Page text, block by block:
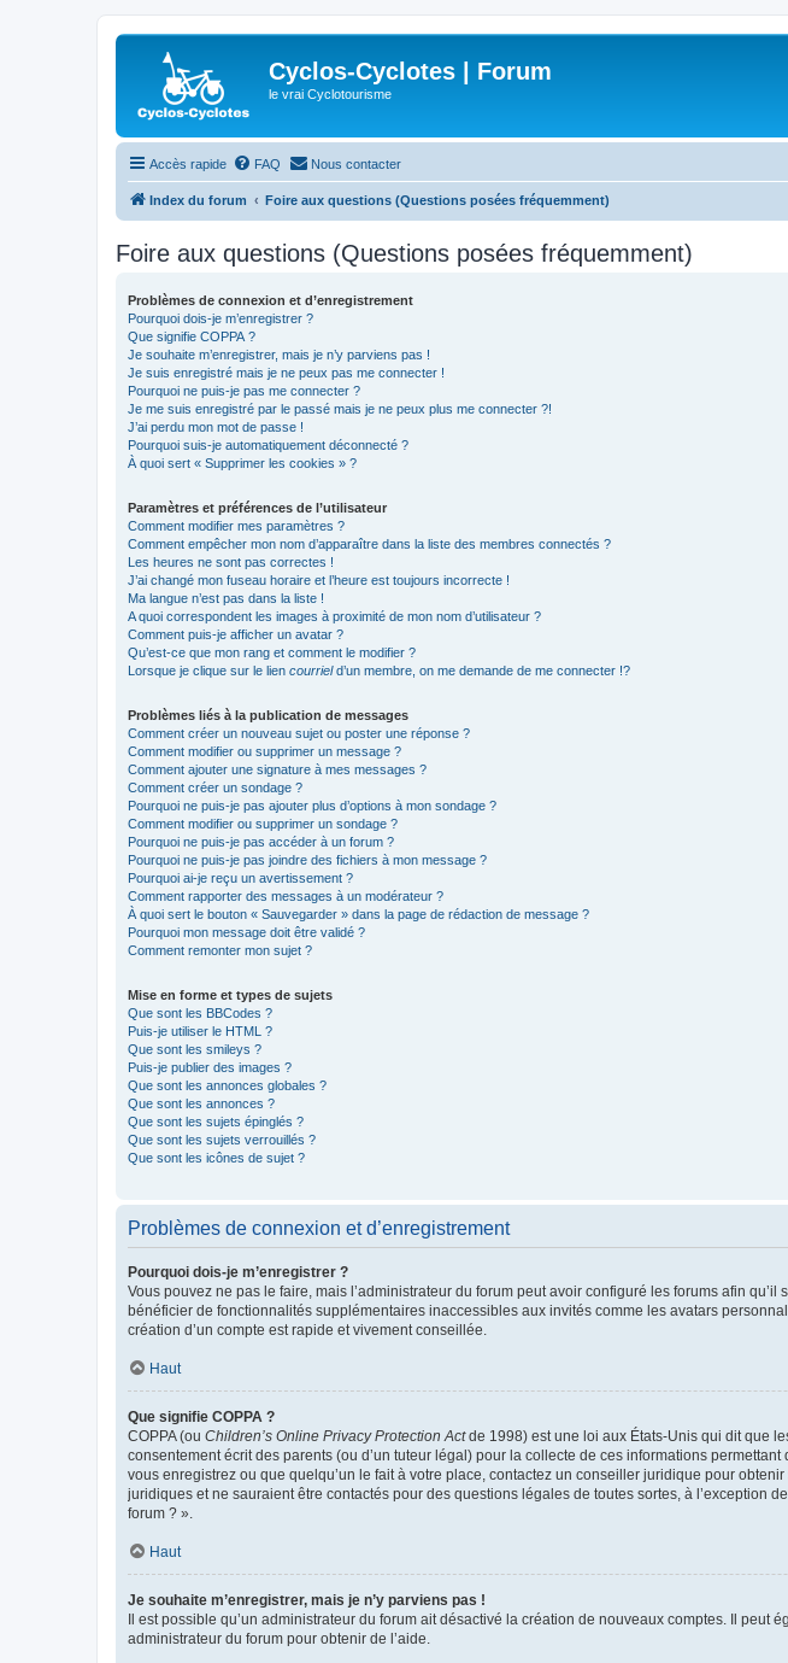
Cyclos-Cyclotes | Forum
le vrai Cyclotourisme
Accès rapide FAQ Nous contacter
Index du forum Foire aux questions (Questions posées fréquemment)
Foire aux questions (Questions posées fréquemment)
Problèmes de connexion et d’enregistrement
Pourquoi dois-je m’enregistrer ?
Que signifie COPPA ?
Je souhaite m’enregistrer, mais je n’y parviens pas !
Je suis enregistré mais je ne peux pas me connecter !
Pourquoi ne puis-je pas me connecter ?
Je me suis enregistré par le passé mais je ne peux plus me connecter ?!
J’ai perdu mon mot de passe !
Pourquoi suis-je automatiquement déconnecté ?
À quoi sert « Supprimer les cookies » ?
Paramètres et préférences de l’utilisateur
Comment modifier mes paramètres ?
Comment empêcher mon nom d’apparaître dans la liste des membres connectés ?
Les heures ne sont pas correctes !
J’ai changé mon fuseau horaire et l’heure est toujours incorrecte !
Ma langue n’est pas dans la liste !
A quoi correspondent les images à proximité de mon nom d’utilisateur ?
Comment puis-je afficher un avatar ?
Qu’est-ce que mon rang et comment le modifier ?
Lorsque je clique sur le lien courrield’un membre, on me demande de me connecter !?
Problèmes liés à la publication de messages
Comment créer un nouveau sujet ou poster une réponse ?
Comment modifier ou supprimer un message ?
Comment ajouter une signature à mes messages ?
Comment créer un sondage ?
Pourquoi ne puis-je pas ajouter plus d’options à mon sondage ?
Comment modifier ou supprimer un sondage ?
Pourquoi ne puis-je pas accéder à un forum ?
Pourquoi ne puis-je pas joindre des fichiers à mon message ?
Pourquoi ai-je reçu un avertissement ?
Comment rapporter des messages à un modérateur ?
À quoi sert le bouton « Sauvegarder » dans la page de rédaction de message ?
Pourquoi mon message doit être validé ?
Comment remonter mon sujet ?
Mise en forme et types de sujets
Que sont les BBCodes ?
Puis-je utiliser le HTML ?
Que sont les smileys ?
Puis-je publier des images ?
Que sont les annonces globales ?
Que sont les annonces ?
Que sont les sujets épinglés ?
Que sont les sujets verrouillés ?
Que sont les icônes de sujet ?
Problèmes de connexion et d’enregistrement
Pourquoi dois-je m’enregistrer ?
Vous pouvez ne pas le faire, mais l’administrateur du forum peut avoir configuré les forums afin
bénéficier de fonctionnalités supplémentaires inaccessibles aux invités comme les avatars
création d’un compte est rapide et vivement conseillée.
Haut
Que signifie COPPA ?
COPPA (ou Children’s Online Privacy Protection Actde 1998) est une loi aux États-Unis qui dit que
consentement écrit des parents (ou d’un tuteur légal) pour la collecte de ces informations
vous enregistrez ou que quelqu’un le fait à votre place, contactez un conseiller juridique pour
juridiques et ne sauraient être contactés pour des questions légales de toutes sortes, à
forum ? ».
Haut
Je souhaite m’enregistrer, mais je n’y parviens pas !
Il est possible qu’un administrateur du forum ait désactivé la création de nouveaux comptes. Il
administrateur du forum pour obtenir de l’aide.